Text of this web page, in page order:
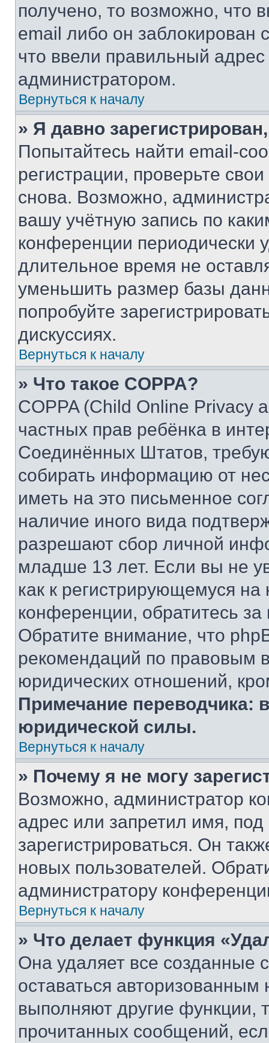
получено, то возможно, что
email либо он
что ввели правильный адрес
администратором.
Вернуться к началу
» Я давно
Попытайтесь найти email-
регистрации, проверьте
снова. Возможно,
вашу учётную запись по
конференции периодически
длительное время не
уменьшить размер базы
попробуйте
дискуссиях.
Вернуться к началу
» Что такое COPPA?
COPPA (Child Online Privacy
частных прав ребёнка в
Соединённых Штатов,
собирать информацию от
иметь на это письменное
наличие иного вида
разрешают сбор личной
младше 13 лет. Если вы не
как к регистрирующемуся
конференции, обратитесь
Обратите внимание, что
рекомендаций по правовым
юридических отношений,
Примечание переводчика:
юридической силы.
Вернуться к началу
» Почему я не могу
Возможно, администратор
адрес или запретил имя,
зарегистрироваться. Он
новых пользователей.
администратору
Вернуться к началу
» Что делает функция
Она удаляет все созданные
оставаться
выполняют другие функции,
прочитанных сообщений,